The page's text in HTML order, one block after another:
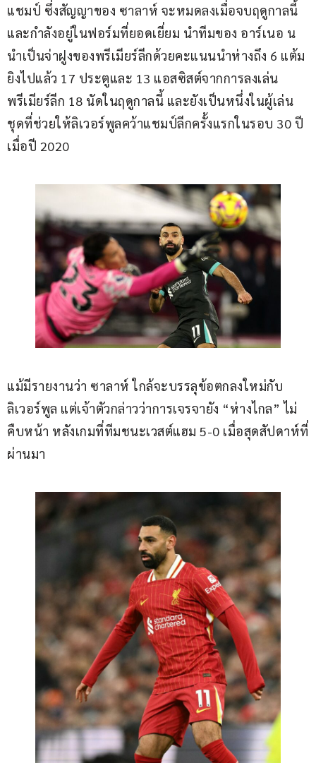
แชมป์ ซึ่งสัญญาของ ซาลาห์ จะหมดลงเมื่อจบฤดูกาลนี้
และกำลังอยู่ในฟอร์มที่ยอดเยี่ยม นำทีมของ อาร์เนอ น
นำเป็นจ่าฝูงของพรีเมียร์ลีกด้วยคะแนนนำห่างถึง 6 แต้ม
ยิงไปแล้ว 17 ประตูและ 13 แอสซิสต์จากการลงเล่น
พรีเมียร์ลีก 18 นัดในฤดูกาลนี้ และยังเป็นหนึ่งในผู้เล่น
ชุดที่ช่วยให้ลิเวอร์พูลคว้าแชมป์ลีกครั้งแรกในรอบ 30 ปี
เมื่อปี 2020
แม้มีรายงานว่า ซาลาห์ ใกล้จะบรรลุข้อตกลงใหม่กับ
ลิเวอร์พูล แต่เจ้าตัวกล่าวว่าการเจรจายัง “ห่างไกล” ไม่
คืบหน้า หลังเกมที่ทีมชนะเวสต์แฮม 5-0 เมื่อสุดสัปดาห์ที่
ผ่านมา